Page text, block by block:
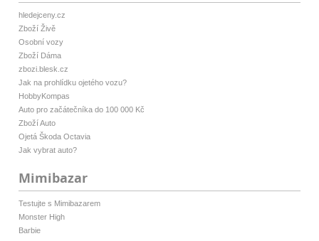
hledejceny.cz
Zboží Živě
Osobní vozy
Zboží Dáma
zbozi.blesk.cz
Jak na prohlídku ojetého vozu?
HobbyKompas
Auto pro začátečníka do 100 000 Kč
Zboží Auto
Ojetá Škoda Octavia
Jak vybrat auto?
Mimibazar
Testujte s Mimibazarem
Monster High
Barbie